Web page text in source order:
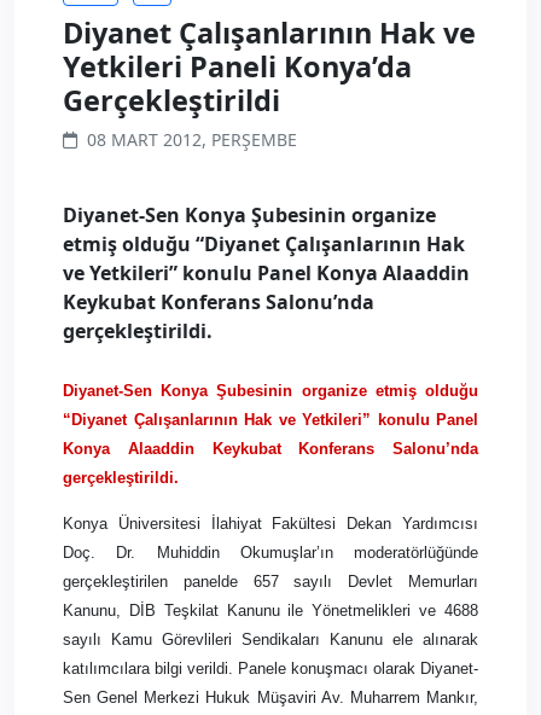
Diyanet Çalışanlarının Hak ve
Yetkileri Paneli Konya’da
Gerçekleştirildi
08 MART 2012, PERŞEMBE
Diyanet-Sen Konya Şubesinin organize
etmiş olduğu “Diyanet Çalışanlarının Hak
ve Yetkileri” konulu Panel Konya Alaaddin
Keykubat Konferans Salonu’nda
gerçekleştirildi.
Diyanet-Sen Konya Şubesinin organize etmiş olduğu
“Diyanet Çalışanlarının Hak ve Yetkileri” konulu Panel
Konya Alaaddin Keykubat Konferans Salonu’nda
gerçekleştirildi.
Konya Üniversitesi İlahiyat Fakültesi Dekan Yardımcısı
Doç. Dr. Muhiddin Okumuşlar’ın moderatörlüğünde
gerçekleştirilen panelde 657 sayılı Devlet Memurları
Kanunu, DİB Teşkilat Kanunu ile Yönetmelikleri ve 4688
sayılı Kamu Görevlileri Sendikaları Kanunu ele alınarak
katılımcılara bilgi verildi. Panele konuşmacı olarak Diyanet-
Sen Genel Merkezi Hukuk Müşaviri Av. Muharrem Mankır,